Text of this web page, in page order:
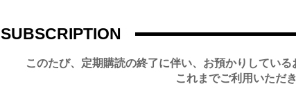
SUBSCRIPTION
このたび、定期購読の終了に伴い、お預かりしてい
これまでご利用いただ